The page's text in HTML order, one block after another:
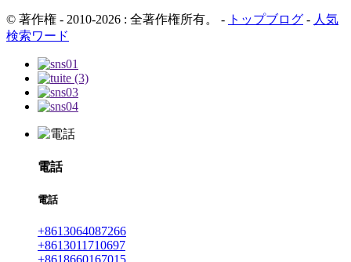
© 著作権 - 2010-2026 : 全著作権所有。 - トップブログ - 人気
検索ワード
電話
電話
+8613064087266
+8613011710697